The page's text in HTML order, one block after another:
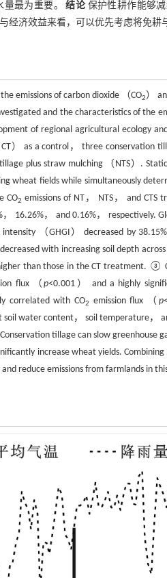
量最为重要。结论保护性耕作能够
经济效益来看，可以优先考虑将免耕
emissions of carbon dioxide （CO2）
and the characteristics of the
of regional agricultural ecology
） as a control， three conservation
plus straw mulching （NTS）.
wheat fields while simultaneously
CO2 emissions of NT， NTS， and
16.26%， and 0.16%， respectively.
intensity （GHGI） decreased by
with increasing soil depth
than those in the CT treatment. ③
flux （p<0.001） and a highly
correlated with CO2 emission flux （ p
soil water content， soil temperature，
Conservation tillage can slow greenhouse
increase wheat yields.
reduce emissions from farmlands in